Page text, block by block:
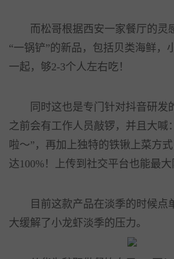
而松哥根据西安一家餐厅的灵
“一锅铲”的新品，包括贝类海鲜，
一起，够2-3个人左右吃！
同时这也是专门针对抖音研发
之前会有工作人员敲锣，并且大喊
啦～”，再加上独特的铁锹上菜方
达100%！上传到社交平台也能最大
目前这款产品在淡季的时候点单
大缓解了小龙虾淡季的压力。